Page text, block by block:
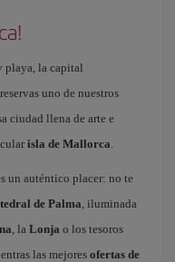
playa, la capital
uno de nuestros
ciudad llena de arte e
isla de Mallorca.
un auténtico placer: no te
de Palma, iluminada
, la Lonja o los tesoros
las mejores ofertas de